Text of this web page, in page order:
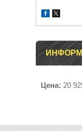
Цена: 20